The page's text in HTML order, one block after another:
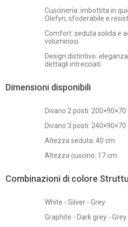
Cuscineria: imbottita in
Olefyn, sfoderabile e
Comfort: seduta solida e
voluminosi
Design distintivo:
dettagli intrecciati
Dimensioni disponibili
Divano 2 posti: 200×90×70
Divano 3 posti: 240×90×70
Altezza seduta: 40 cm
Altezza cuscino: 17 cm
Combinazioni di colore
White - Silver - Grey
Graphite - Dark grey - Grey